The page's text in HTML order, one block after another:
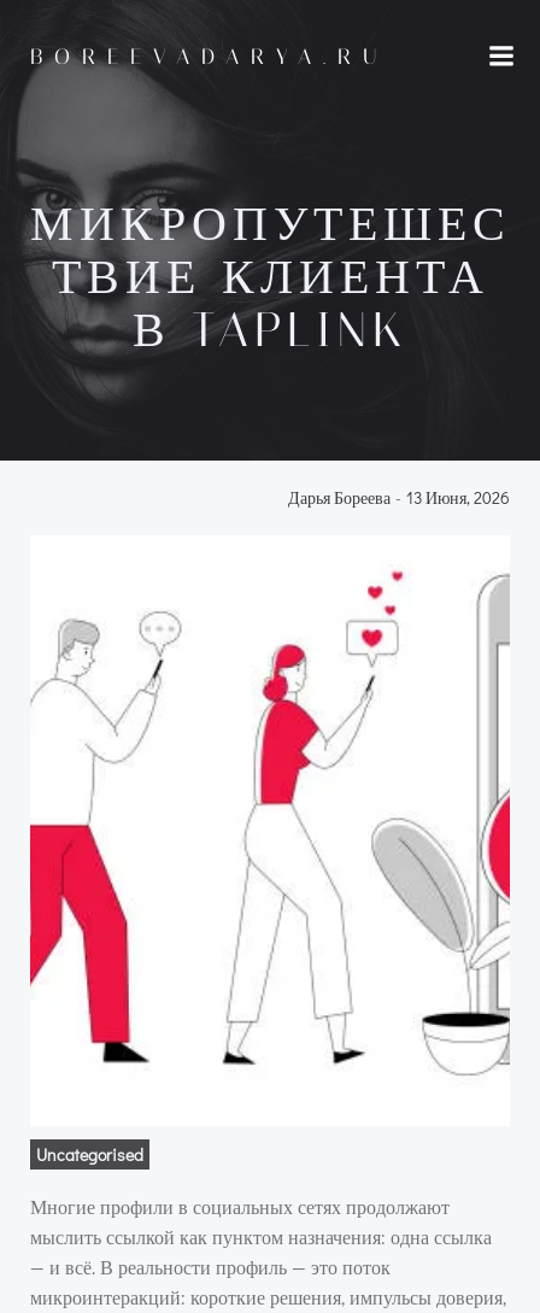
содержимому
BOREEVADARYA.RU
МИКРОПУТЕШЕС
ТВИЕ КЛИЕНТА
В TAPLINK
Дарья Бореева - 13 Июня, 2026
Uncategorised
Многие профили в социальных сетях продолжают
мыслить ссылкой как пунктом назначения: одна ссылка
— и всё. В реальности профиль — это поток
микроинтеракций: короткие решения, импульсы доверия,